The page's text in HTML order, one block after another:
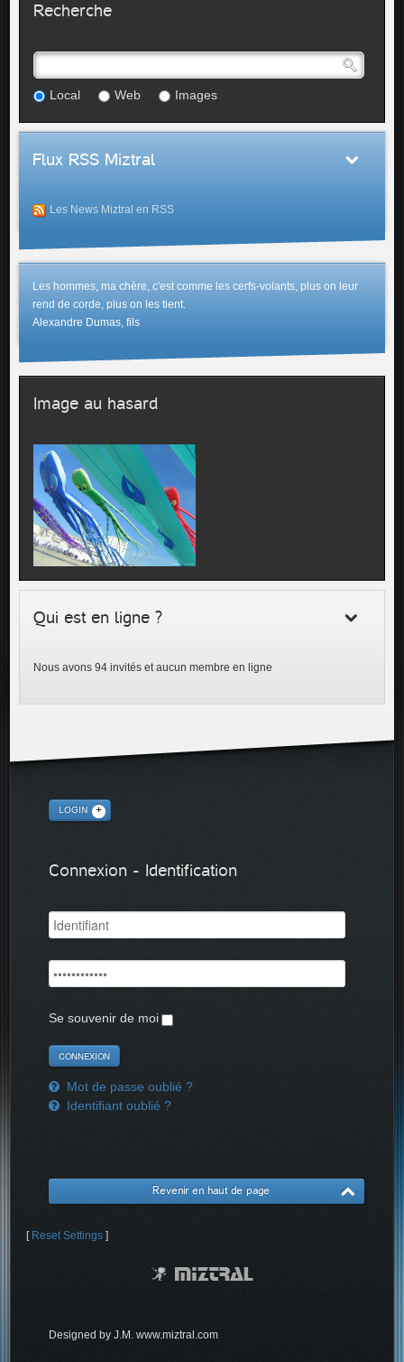
Recherche
Local Web Images
Flux RSS Miztral
Les News Miztral en RSS
Les hommes, ma chère, c'est comme les cerfs-volants, plus on leur
rend de corde, plus on les tient.
Alexandre Dumas, fils
Image au hasard
Qui est en ligne ?
Nous avons 94 invités et aucun membre en ligne
LOGIN
Connexion - Identification
Se souvenir de moi
Mot de passe oublié ?
Identifiant oublié ?
Revenir en haut de page
[ Reset Settings ]
Designed by J.M. www.miztral.com